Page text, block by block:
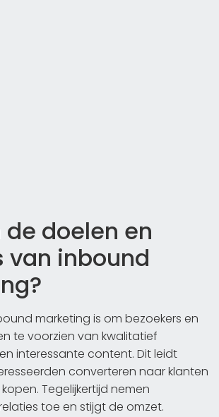
de doelen en
van inbound
marketing is om bezoekers en
te voorzien van kwalitatief
interessante content. Dit leidt
converteren naar klanten
Tegelijkertijd nemen
toe en stijgt de omzet.